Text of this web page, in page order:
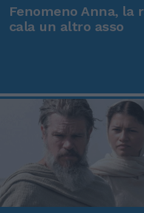
Fenomeno Anna, la
cala un altro asso